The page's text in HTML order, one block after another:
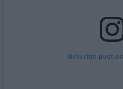
View this post